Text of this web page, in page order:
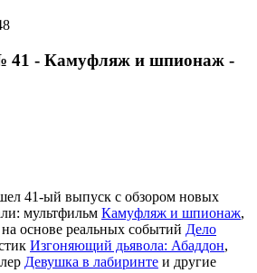
41 - Камуфляж и шпионаж -
41-ый выпуск с обзором новых
мультфильм Камуфляж и шпионаж,
основе реальных событий Дело
Изгоняющий дьявола: Абаддон,
Девушка в лабиринте и другие